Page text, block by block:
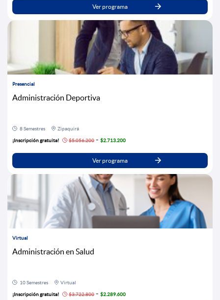
Ver programa
Presencial
Administración Deportiva
8 Semestres Zipaquirá
¡Inscripción gratuita! $5.056.200 - $2.713.200
Ver programa
Virtual
Administración en Salud
10 Semestres Virtual
¡Inscripción gratuita! $3.722.800 - $2.289.600